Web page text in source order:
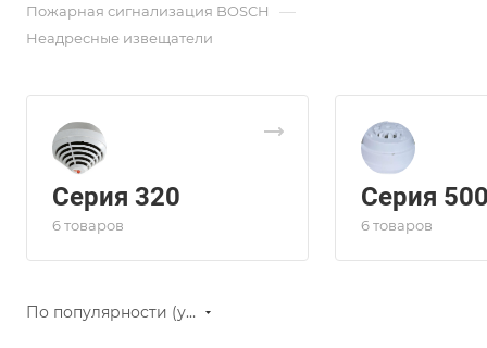
Пожарная сигнализация BOSCH —
Неадресные извещатели
Серия 320
6 товаров
Серия
6 товаров
По популярности (убывание)